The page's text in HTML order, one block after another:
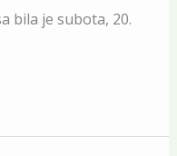
bila je subota, 20.